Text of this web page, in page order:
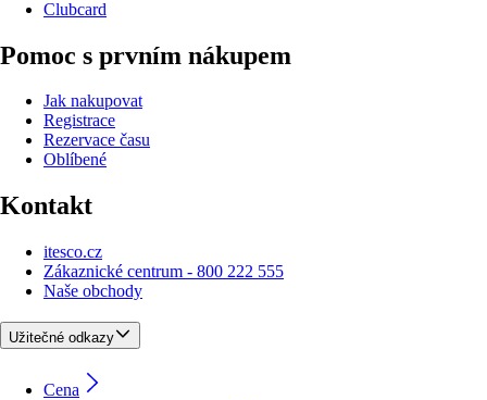
Clubcard
Pomoc s prvním nákupem
Jak nakupovat
Registrace
Rezervace času
Oblíbené
Kontakt
itesco.cz
Zákaznické centrum - 800 222 555
Naše obchody
Užitečné odkazy
Cena